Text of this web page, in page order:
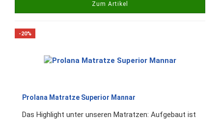
Zum Artikel
-20%
Prolana Matratze Superior Mannar
Das Highlight unter unseren Matratzen: Aufgebaut ist